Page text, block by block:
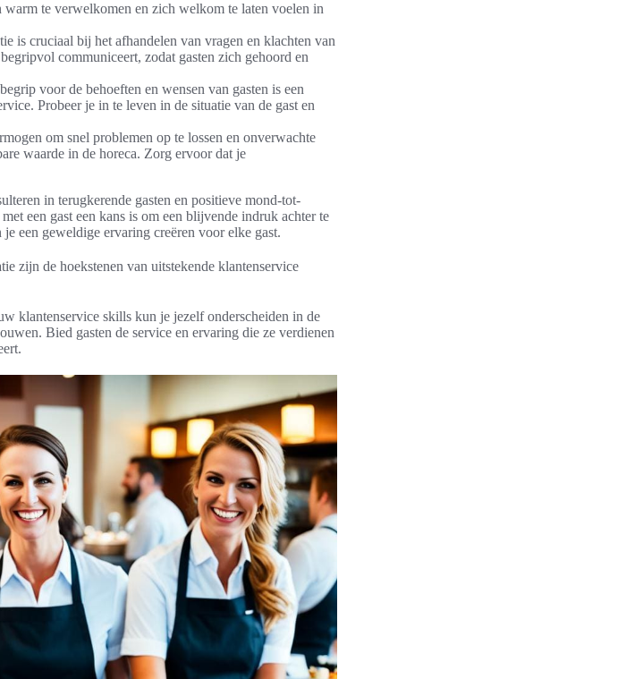
warm te verwelkomen en zich welkom te laten voelen in
is cruciaal bij het afhandelen van vragen en klachten van
communiceert, zodat gasten zich gehoord en
voor de behoeften en wensen van gasten is een
Probeer je in te leven in de situatie van de gast en
om snel problemen op te lossen en onverwachte
waarde in de horeca. Zorg ervoor dat je
in terugkerende gasten en positieve mond-tot-
een gast een kans is om een blijvende indruk achter te
je een geweldige ervaring creëren voor elke gast.
zijn de hoekstenen van uitstekende klantenservice
klantenservice skills kun je jezelf onderscheiden in de
Bied gasten de service en ervaring die ze verdienen